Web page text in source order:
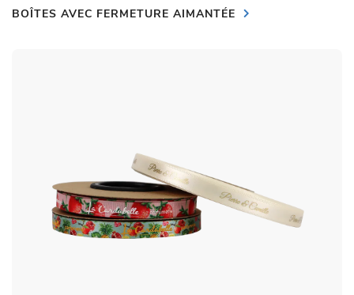
BOÎTES AVEC FERMETURE AIMANTÉE